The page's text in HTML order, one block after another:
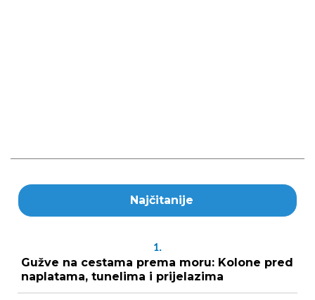
Najčitanije
1.
Gužve na cestama prema moru: Kolone pred
naplatama, tunelima i prijelazima